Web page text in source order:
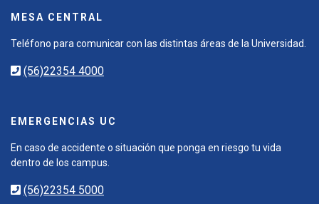
MESA CENTRAL
Teléfono para comunicar con las distintas áreas de la Universidad.
(56)22354 4000
EMERGENCIAS UC
En caso de accidente o situación que ponga en riesgo tu vida
dentro de los campus.
(56)22354 5000